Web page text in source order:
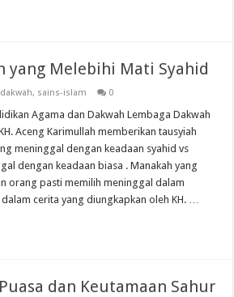
yang Melebihi Mati Syahid
dakwah, sains-islam 0
Agama dan Dakwah Lembaga Dakwah
Aceng Karimullah memberikan tausyiah
meninggal dengan keadaan syahid vs
dengan keadaan biasa . Manakah yang
orang pasti memilih meninggal dalam
cerita yang diungkapkan oleh KH. …
dan Keutamaan Sahur